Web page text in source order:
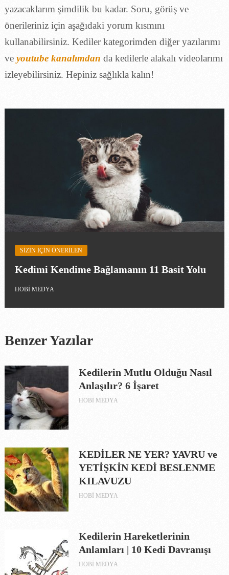
yazacaklarım şimdilik bu kadar. Soru, görüş ve
önerileriniz için aşağıdaki yorum kısmını
kullanabilirsiniz. Kediler kategorimden diğer yazılarımı
ve youtube kanalımdan da kedilerle alakalı videolarımı
izleyebilirsiniz. Hepiniz sağlıkla kalın!
SIZIN IÇIN ÖNERILEN
Kedimi Kendime Bağlamanın 11 Basit Yolu
HOBI MEDYA
Benzer Yazılar
Kedilerin Mutlu Olduğu Nasıl
Anlaşılır? 6 İşaret
HOBI MEDYA
KEDİLER NE YER? YAVRU ve
YETİŞKİN KEDİ BESLENME
KILAVUZU
HOBI MEDYA
Kedilerin Hareketlerinin
Anlamları | 10 Kedi Davranışı
HOBI MEDYA